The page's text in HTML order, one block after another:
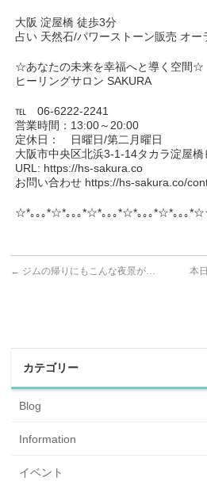
大阪 淀屋橋 徒歩3分
占い 天然石/パワーストーン販売 オー
☆あなたの未来を幸福へと導く空間☆
ヒーリングサロン SAKURA
℡ 06-6222-2241
営業時間：13:00～20:00
定休日： 日曜日/第二月曜日
大阪市中央区北浜3-1-14タカラ淀屋橋
URL: https://hs-sakura.co
お問い合わせ https://hs-sakura.co/
☆*｡｡｡*☆*｡｡｡*☆*｡｡｡*☆*｡｡｡*☆*｡｡｡
← ジムの帰りにもこんな夜景が…
本
カテゴリー
Blog
Information
イベント